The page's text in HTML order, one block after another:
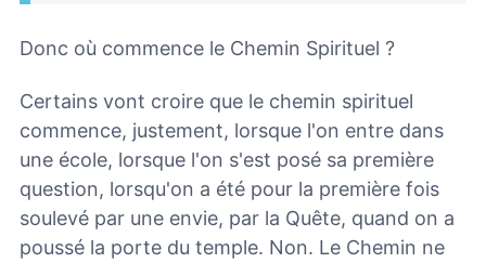
Donc où commence le Chemin Spirituel ?
Certains vont croire que le chemin spirituel
commence, justement, lorsque l'on entre dans
une école, lorsque l'on s'est posé sa première
question, lorsqu'on a été pour la première fois
soulevé par une envie, par la Quête, quand on a
poussé la porte du temple. Non. Le Chemin ne